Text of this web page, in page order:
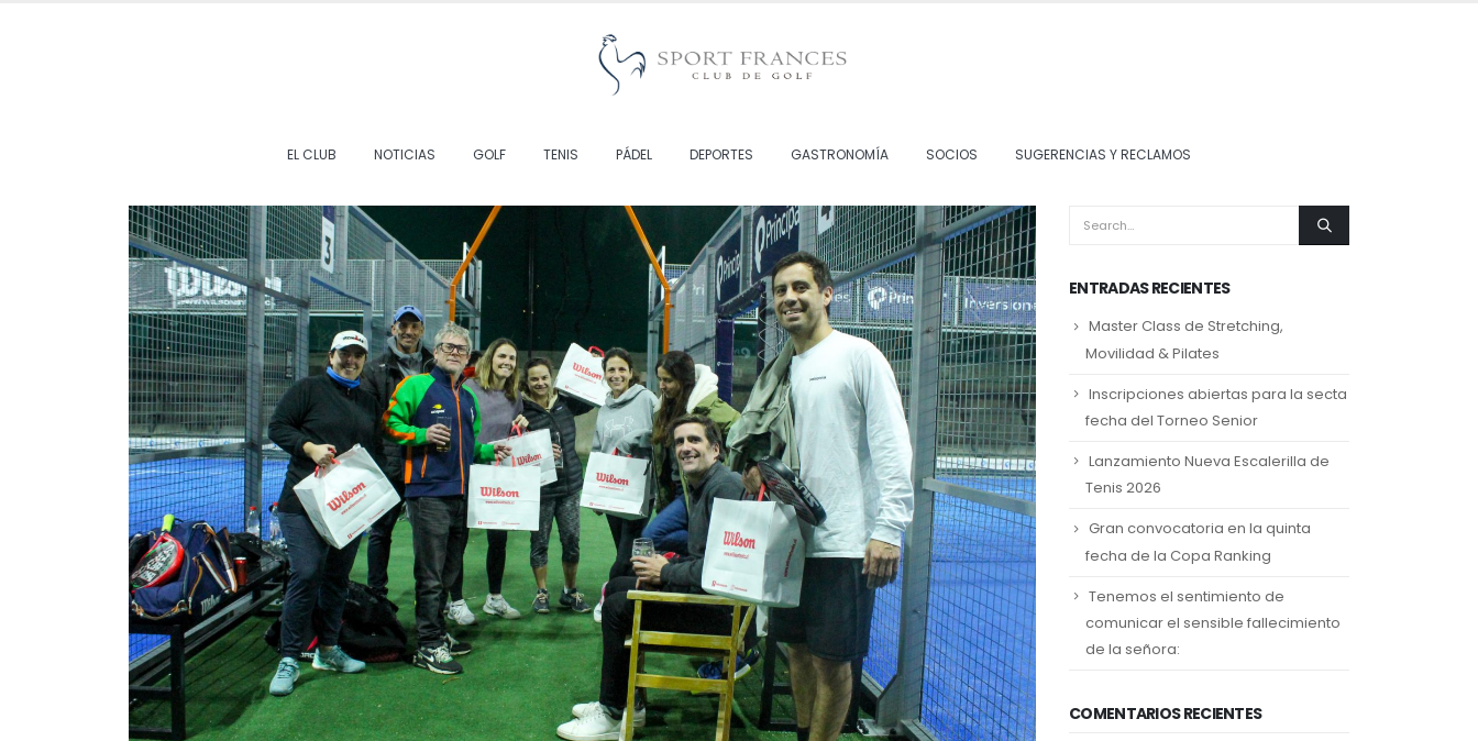
EL CLUB NOTICIAS GOLF TENIS PÁDEL DEPORTES GASTRONOMÍA SOCIOS SUGERENCIAS Y RECLAMOS
ENTRADAS RECIENTES
Master Class de Stretching,
Movilidad & Pilates
Inscripciones abiertas para la secta
fecha del Torneo Senior
Lanzamiento Nueva Escalerilla de
Tenis 2026
Gran convocatoria en la quinta
fecha de la Copa Ranking
Tenemos el sentimiento de
comunicar el sensible fallecimiento
de la señora:
COMENTARIOS RECIENTES